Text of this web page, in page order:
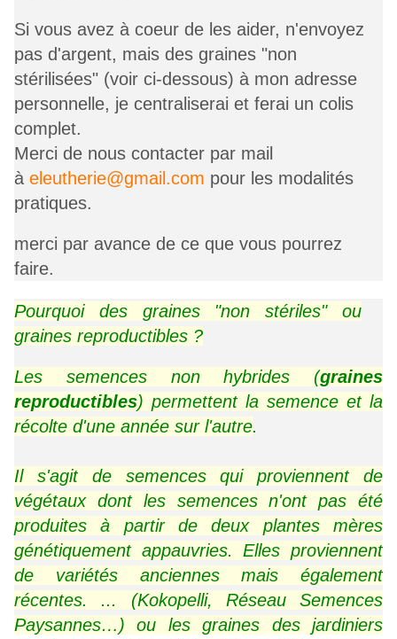
Si vous avez à coeur de les aider, n'envoyez
pas d'argent, mais des graines "non
stérilisées" (voir ci-dessous) à mon adresse
personnelle, je centraliserai et ferai un colis
complet.
Merci de nous contacter par mail
à eleutherie@gmail.com pour les modalités
pratiques.
merci par avance de ce que vous pourrez
faire.
Pourquoi des graines "non stériles" ou
graines reproductibles ?
Les semences non hybrides (graines
reproductibles) permettent la semence et la
récolte d'une année sur l'autre.
Il s'agit de semences qui proviennent de
végétaux dont les semences n'ont pas été
produites à partir de deux plantes mères
génétiquement appauvries. Elles proviennent
de variétés anciennes mais également
récentes. ... (Kokopelli, Réseau Semences
Paysannes…) ou les graines des jardiniers